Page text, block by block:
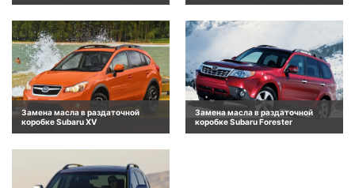
Замена масла в раздаточной
коробке Subaru XV
Замена масла в раздаточной
коробке Subaru Forester